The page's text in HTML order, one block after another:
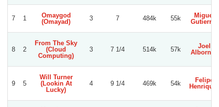
7 1
Omaygod
(Omayad)
3 7 484k 55k
Miguel
Gutierrez
8 2
From The Sky
(Cloud
Computing)
3 7 1/4 514k 57k
Joel
Albornoz
9 5
Will Turner
(Lookin At
Lucky)
4 9 1/4 469k 54k
Felipe